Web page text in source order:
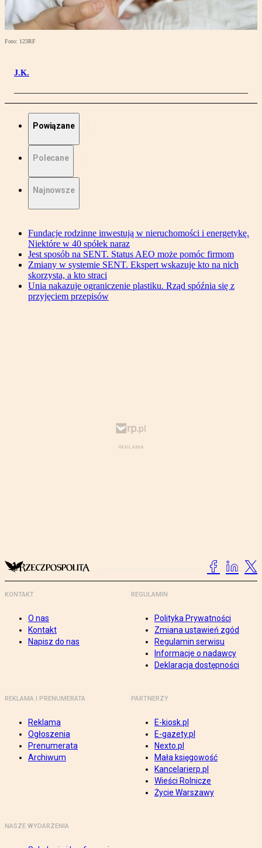
Foto: 123RF
J.K.
Powiązane
Polecane
Najnowsze
Fundacje rodzinne inwestują w nieruchomości i energetykę.
Niektóre w 40 spółek naraz
Jest sposób na SENT. Status AEO może pomóc firmom
Zmiany w systemie SENT. Ekspert wskazuje kto na nich
skorzysta, a kto straci
Unia nakazuje ograniczenie plastiku. Rząd spóźnia się z
przyjęciem przepisów
KONTAKT
O nas
Kontakt
Napisz do nas
REGULAMIN
Polityka Prywatności
Zmiana ustawień zgód
Regulamin serwisu
Informacje o nadawcy
Deklaracja dostępności
REKLAMA I PRENUMERATA
Reklama
Ogłoszenia
Prenumerata
Archiwum
PARTNERZY
E-kiosk.pl
E-gazety.pl
Nexto.pl
Mała księgowość
Kancelarierp.pl
Wieści Rolnicze
Życie Warszawy
NASZE WYDARZENIA